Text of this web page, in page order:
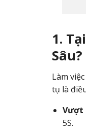
1.
Sâu?
Làm
tụ là
Vượt
5S.